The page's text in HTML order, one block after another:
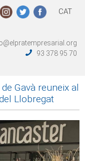
CAT
93 378 95 70
Gavà reuneix al
Llobregat